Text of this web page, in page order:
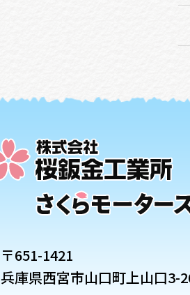
〒651-1421
兵庫県西宮市山口町上山口3-